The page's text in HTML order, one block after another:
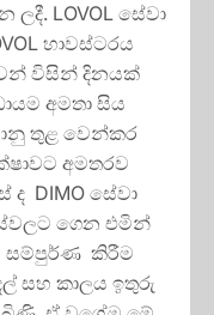
ලදී. LOVOL සේවා
හාවස්ටරය
විසින් දිනයක්
අමතා සිය
තුළ වෙන්කර
අමතරව
DIMO සේවා
ගෙන එමින්
සම්පුර්ණ කිරීම
සහ කාලය ඉතුරු